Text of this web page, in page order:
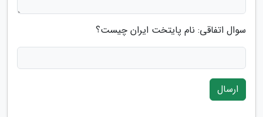
سوال اتفاقی: نام پایتخت ایران چیست؟
ارسال